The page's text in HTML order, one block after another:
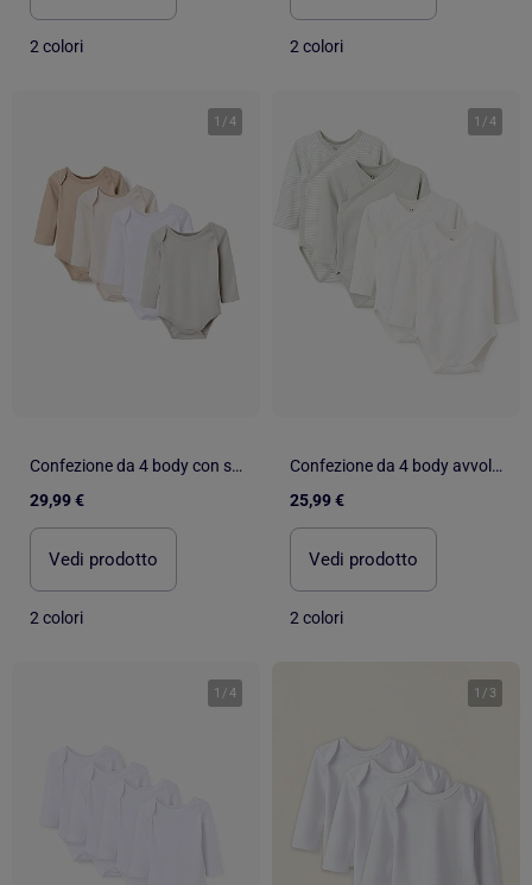
2 colori 2 colori
1 /4
Confezione da 4 body con spalle sovrapposte spazzolati
29,99 €
Vedi prodotto
2 colori
1 /4
Confezione da 4 body avvolgente in cotone
25,99 €
Vedi prodotto
2 colori
1 /4 1 / 3